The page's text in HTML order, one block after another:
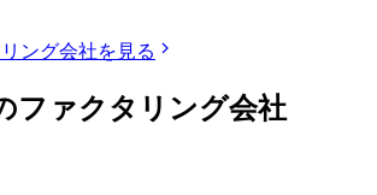
ング会社を見る
ファクタリング会社